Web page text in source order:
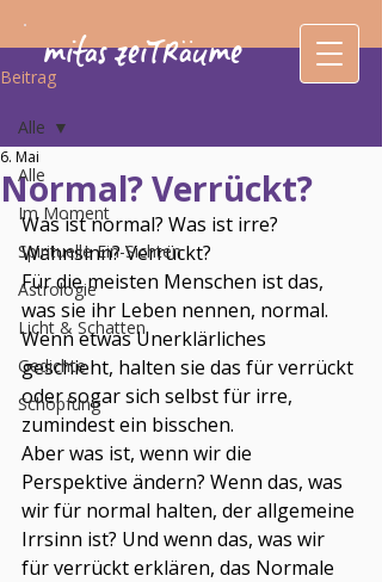
mitas zeiTRäume
Beitrag
Alle
Im Moment
Spirituelle Ein-Sichten
Astrologie
Licht & Schatten
Gedichte
Schöpfung
Alle
Normal? Verrückt?
6. Mai
Was ist normal? Was ist irre?
Wahnsinn? Verrückt?
Für die meisten Menschen ist das,
was sie ihr Leben nennen, normal.
Wenn etwas Unerklärliches
geschieht, halten sie das für verrückt
oder sogar sich selbst für irre,
zumindest ein bisschen.
Aber was ist, wenn wir die
Perspektive ändern? Wenn das, was
wir für normal halten, der allgemeine
Irrsinn ist? Und wenn das, was wir
für verrückt erklären, das Normale